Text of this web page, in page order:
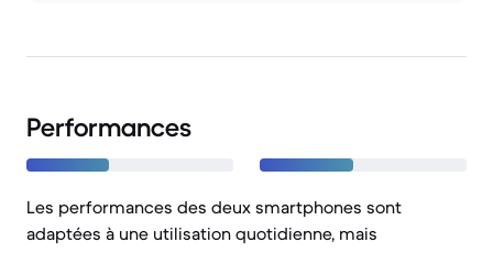
Performances
Les performances des deux smartphones sont
adaptées à une utilisation quotidienne, mais